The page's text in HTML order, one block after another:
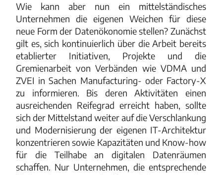
Wie kann aber nun ein mittelständisches
Unternehmen die eigenen Weichen für diese
neue Form der Datenökonomie stellen? Zunächst
gilt es, sich kontinuierlich über die Arbeit bereits
etablierter Initiativen, Projekte und die
Gremienarbeit von Verbänden wie VDMA und
ZVEI in Sachen Manufacturing- oder Factory-X
zu informieren. Bis deren Aktivitäten einen
ausreichenden Reifegrad erreicht haben, sollte
sich der Mittelstand weiter auf die Verschlankung
und Modernisierung der eigenen IT-Architektur
konzentrieren sowie Kapazitäten und Know-how
für die Teilhabe an digitalen Datenräumen
schaffen. Nur Unternehmen, die entsprechende